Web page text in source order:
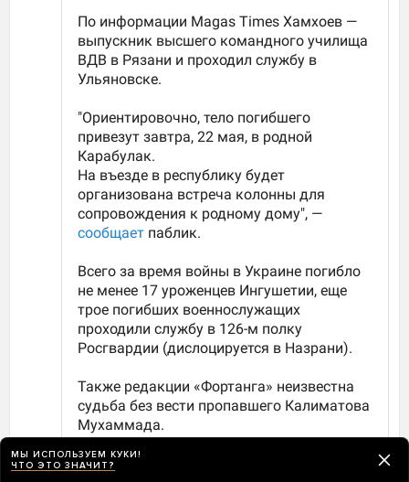
МЫ ИСПОЛЬЗУЕМ КУКИ!
ЧТО ЭТО ЗНАЧИТ?